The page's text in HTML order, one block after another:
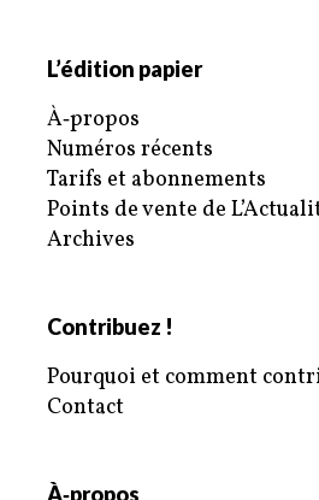
L’édition papier
À‑propos
Numéros récents
Tarifs et abonnements
Points de vente de
Archives
Contribuez !
Pourquoi et comment
Contact
À‑propos